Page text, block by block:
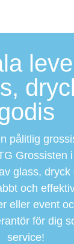
pålitlig
Grossisten
glass, dryck
och
eller event
för dig
service!